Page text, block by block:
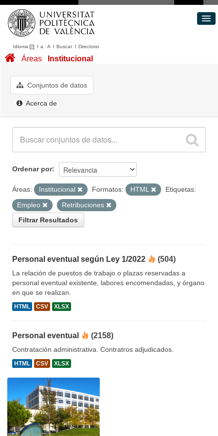
Idioma I a ·A I BuscarI Directorio
Conjuntos de datos
Acerca de
Áreas Institucional
Conjuntos de datos
Acerca de
Ordenar por
Áreas: Institucional Formatos: HTML
Etiquetas:
Empleo
Retribuciones
Filtrar Resultados
Personal eventual según Ley 1/2022 (504)
La relación de puestos de trabajo o plazas reservadas a
personal eventual existente, labores encomendadas, y órgano
en que se realizan.
HTML CSV XLSX
Personal eventual (2158)
Contratación administrativa. Contratros adjudicados.
HTML CSV XLSX